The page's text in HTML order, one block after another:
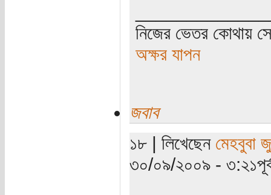
নিজের ভেতর কোথায়
অক্ষর যাপন
জবাব
১৮ | লিখেছেন মেহবুবা
৩০/০৯/২০০৯ -